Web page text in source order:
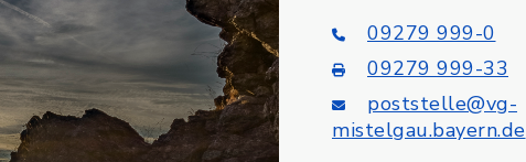
09279 999-0
09279 999-33
poststelle@vg-
mistelgau.bayern.de